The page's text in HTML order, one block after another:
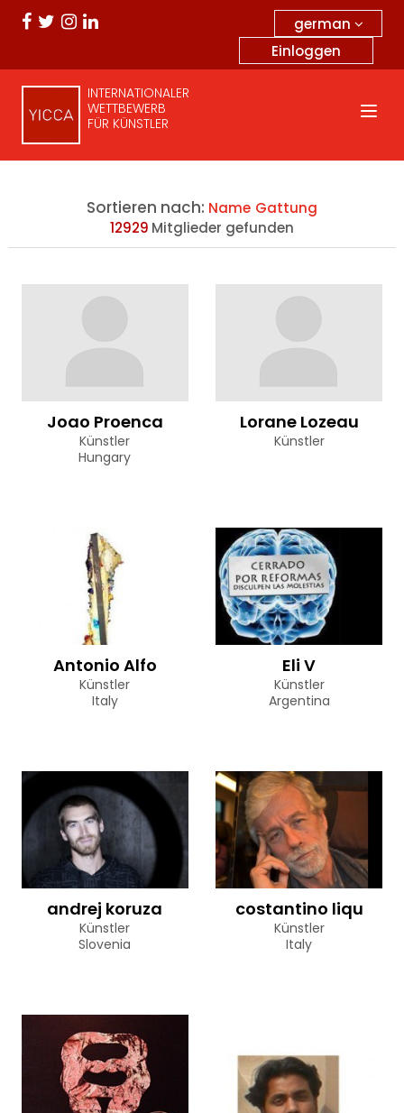
german
Einloggen
INTERNATIONALER
WETTBEWERB
FÜR KÜNSTLER
Sortieren nach: Name Gattung
12929 Mitglieder gefunden
Joao Proenca
Künstler
Hungary
Lorane Lozeau
Künstler
Antonio Alfo
Künstler
Italy
Eli V
Künstler
Argentina
andrej koruza
Künstler
Slovenia
costantino liqu
Künstler
Italy